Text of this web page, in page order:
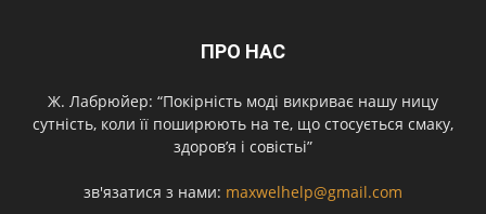
ПРО НАС
Ж. Лабрюйер: “Покірність моді викриває нашу ницу
сутність, коли її поширюють на те, що стосується смаку,
здоров’я і совістьі”
зв'язатися з нами: maxwelhelp@gmail.com